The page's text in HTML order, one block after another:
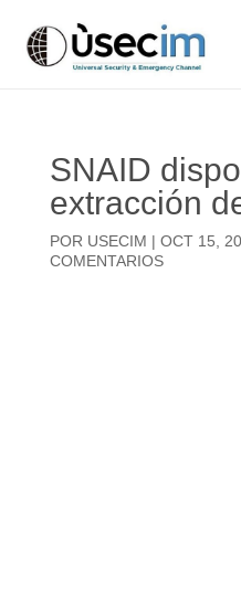
SNAID
extracción
POR USECIM | OCT 15,
COMENTARIOS